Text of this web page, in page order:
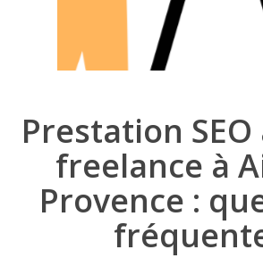
Prestation
freelance à
Provence :